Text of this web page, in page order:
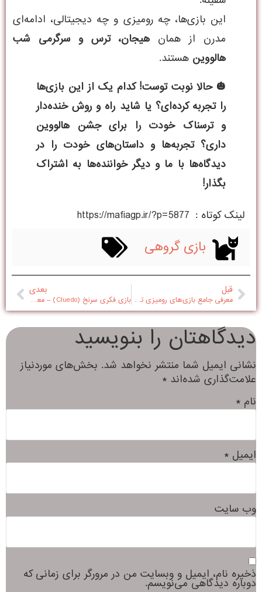
این بازی‌ها، چه رومیزی و چه دیجیتالی، ادامه‌ای
مدرن از همانهیجان، ترس و سرگرمی شب
هالووین هستند.
🎃 حالا نوبت توست! کدام یک از این بازی‌ها
را تجربه کرده‌ای؟ یا شاید راه و روش خنده‌دار
و ترسناک خودت را برای جشن هالووین
داری؟ تجربه‌ها و داستان‌های خودت را در
دیدگاه‌ها با ما و دیگر خواننده‌ها به اشتراک
بگذار!
لینک کوتاه : https://mafiagp.ir/?p=5877
بازی گروهی
قبل
معرفی جامع بازی‌های رومیزی تک‌نفره (Solo Board Games)
بعدی
بازی فکری سرنخ (Cluedo) – معرفی کامل
دیدگاهتان را بنویسید
نشانی ایمیل شما منتشر نخواهد شد. بخش‌های موردنیاز
علامت‌گذاری شده‌اند *
نام *
ایمیل *
وب‌ سایت
ذخیره نام، ایمیل و وبسایت من در مرورگر برای زمانی که
دوباره دیدگاهی می‌نویسم.